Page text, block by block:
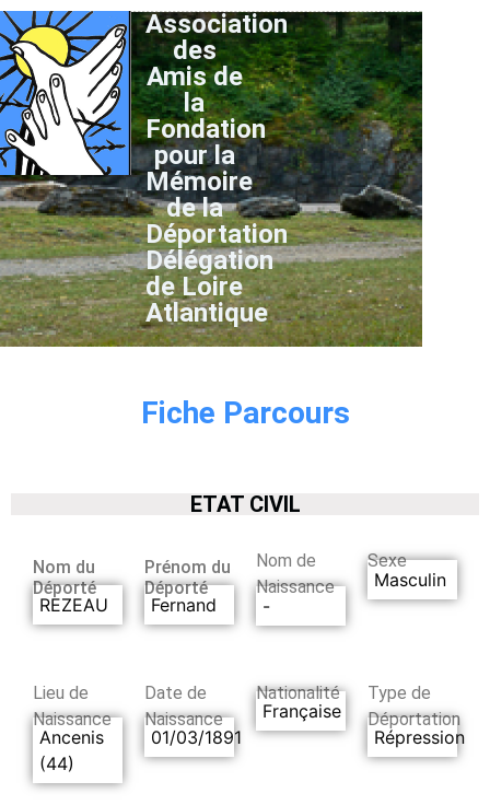
Association
des
Amis de
la
Fondation
pour la
Mémoire
de la
Déportation
Délégation
de Loire
Atlantique
Fiche Parcours
ETAT CIVIL
Nom du
Déporté
REZEAU
Prénom du
Déporté
Fernand
Nom de
Naissance
-
Sexe
Masculin
Lieu de
Naissance
Ancenis
(44)
Date de
Naissance
01/03/1891
Nationalité
Française
Type de
Déportation
Répression